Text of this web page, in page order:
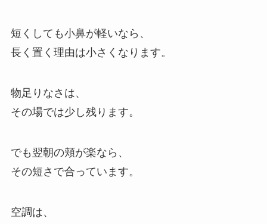
短くしても小鼻が軽いなら、
長く置く理由は小さくなります。
物足りなさは、
その場では少し残ります。
でも翌朝の頬が楽なら、
その短さで合っています。
空調は、